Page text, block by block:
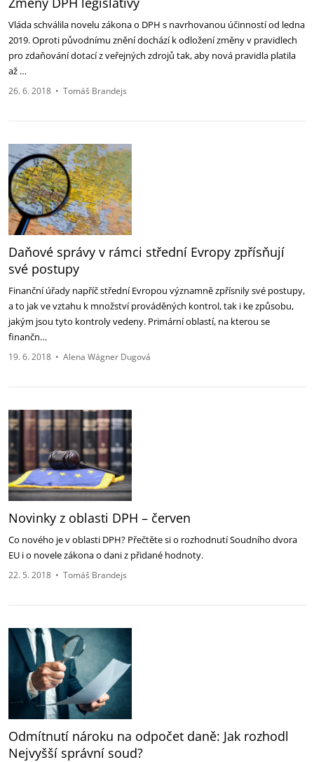
Vláda schválila novelu zákona o DPH s navrhovanou účinností od ledna
2019. Oproti původnímu znění dochází k odložení změny v pravidlech
pro zdaňování dotací z veřejných zdrojů tak, aby nová pravidla platila
až …
26. 6. 2018 • Tomáš Brandejs
Daňové správy v rámci střední Evropy zpřísňují
své postupy
Finanční úřady napříč střední Evropou významně zpřísnily své postupy,
a to jak ve vztahu k množství prováděných kontrol, tak i ke způsobu,
jakým jsou tyto kontroly vedeny. Primární oblastí, na kterou se
finančn…
19. 6. 2018 • Alena Wágner Dugová
Novinky z oblasti DPH – červen
Co nového je v oblasti DPH? Přečtěte si o rozhodnutí Soudního dvora
EU i o novele zákona o dani z přidané hodnoty.
22. 5. 2018 • Tomáš Brandejs
Odmítnutí nároku na odpočet daně: Jak rozhodl
Nejvyšší správní soud?